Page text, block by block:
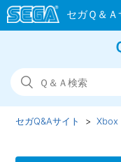
セガQ&Aサイト Xbox